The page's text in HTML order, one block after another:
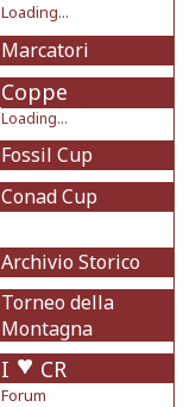
Loading...
Marcatori
Coppe
Loading...
Fossil Cup
Conad Cup
Archivio Storico
Torneo della
Montagna
I CR
Forum